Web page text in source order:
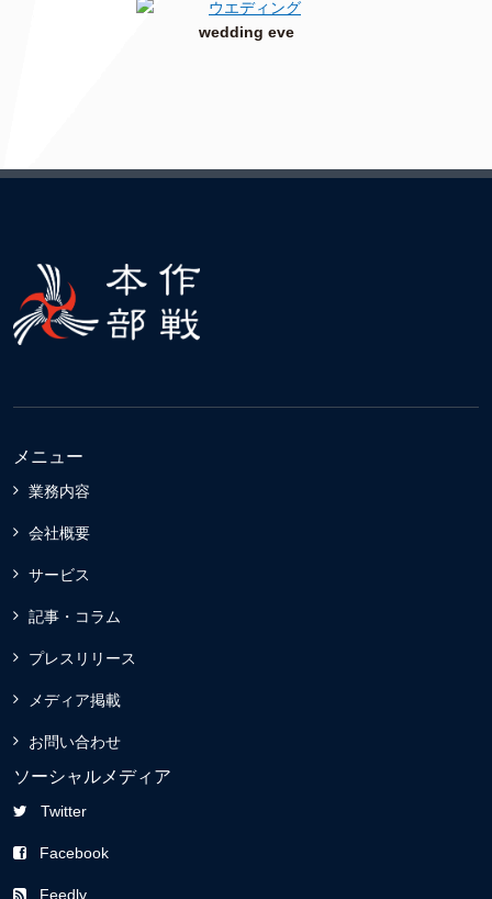
wedding eve
メニュー
業務内容
会社概要
サービス
記事・コラム
プレスリリース
メディア掲載
お問い合わせ
ソーシャルメディア
Twitter
Facebook
Feedly